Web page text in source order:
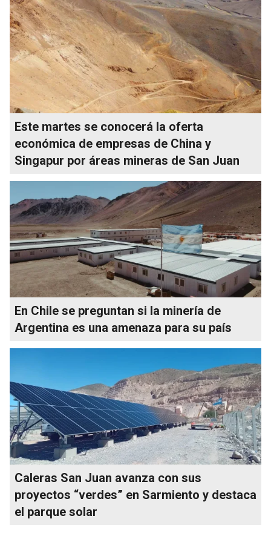
Este martes se conocerá la oferta
económica de empresas de China y
Singapur por áreas mineras de San Juan
En Chile se preguntan si la minería de
Argentina es una amenaza para su país
Caleras San Juan avanza con sus
proyectos “verdes” en Sarmiento y destaca
el parque solar